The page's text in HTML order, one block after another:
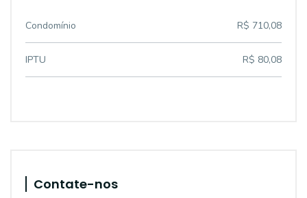
Condomínio R$ 710,08
IPTU R$ 80,08
Contate-nos